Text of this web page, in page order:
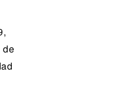
de